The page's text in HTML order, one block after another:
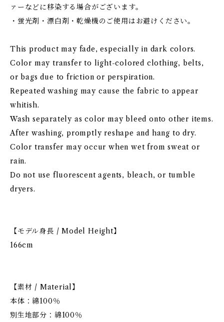
ァーなどに移染する場合がございます。
・蛍光剤・漂白剤・乾燥機のご使用はお避けください。
This product may fade, especially in dark colors.
Color may transfer to light-colored clothing, belts,
or bags due to friction or perspiration.
Repeated washing may cause the fabric to appear
whitish.
Wash separately as color may bleed onto other items.
After washing, promptly reshape and hang to dry.
Color transfer may occur when wet from sweat or
rain.
Do not use fluorescent agents, bleach, or tumble
dryers.
【モデル身長 / Model Height】
166cm
【素材 / Material】
本体：綿100％
別生地部分：綿100％